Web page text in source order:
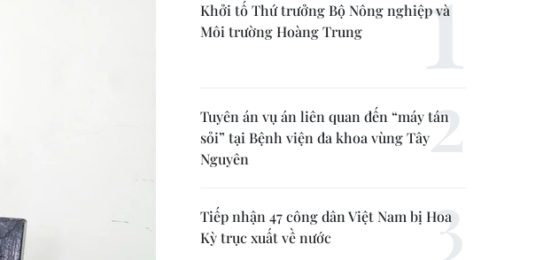
Khởi tố Thứ trưởng Bộ Nông nghiệp và
Môi trường Hoàng Trung
Tuyên án vụ án liên quan đến “máy tán
sỏi” tại Bệnh viện đa khoa vùng Tây
Nguyên
Tiếp nhận 47 công dân Việt Nam bị Hoa
Kỳ trục xuất về nước